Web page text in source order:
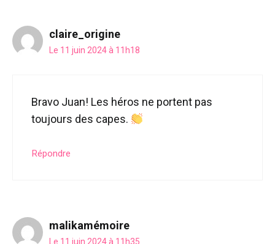
claire_origine
Le 11 juin 2024 à 11h18
Bravo Juan! Les héros ne portent pas
toujours des capes.
Répondre
malikamémoire
Le 11 juin 2024 à 11h35